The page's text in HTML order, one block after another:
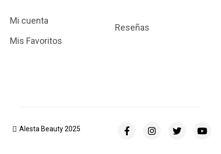
Mi cuenta
Mis Favoritos
Reseñas
Alesta Beauty 2025